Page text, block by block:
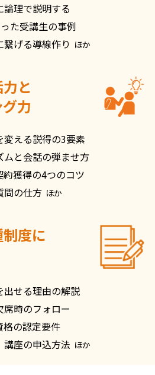
理で説明する
た受講生の事例
げる導線作り ほか
と
力
える説得の3要素
ムと会話の弾ませ方
獲得の4つのコツ
問の仕方 ほか
度に
出せる理由の解説
時のフォロー
格の認定要件
講座の申込方法 ほか